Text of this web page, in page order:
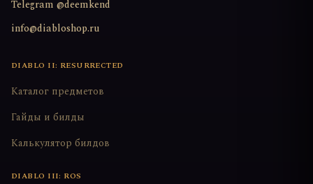
Telegram @deemkend
info@diabloshop.ru
DIABLO II: RESURRECTED
Каталог предметов
Гайды и билды
Калькулятор билдов
DIABLO III: ROS